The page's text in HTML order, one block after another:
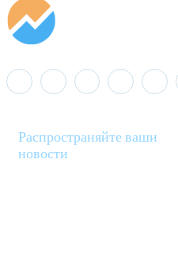
Распространяйте ваши
новости